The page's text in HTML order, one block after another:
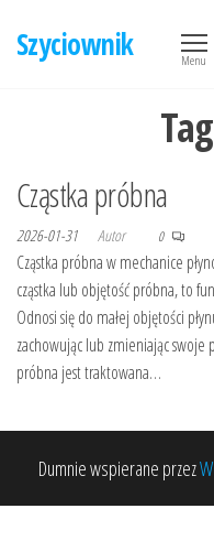
Szyciownik Menu
Cząstka próbna
2026-01-31 Autor 0
Cząstka próbna w mechanice
cząstka lub objętość próbna, to
Odnosi się do małej objętości
zachowując lub zmieniając swoje
próbna jest traktowana…
Dumnie wspierane przez